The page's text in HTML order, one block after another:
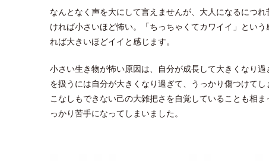
なんとなく声を大にして言えませんが、大人になるにつ
ければ小さいほど怖い。「ちっちゃくてカワイイ」とい
れば大きいほどイイと感じます。
小さい生き物が怖い原因は、自分が成長して大きくなり
を扱うには自分が大きくなり過ぎて、うっかり傷つけて
こなしもできない己の大雑把さを自覚していることも相
っかり苦手になってしまいました。